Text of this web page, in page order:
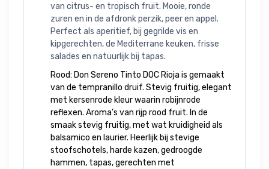
van citrus- en tropisch fruit. Mooie, ronde
zuren en in de afdronk perzik, peer en appel.
Perfect als aperitief, bij gegrilde vis en
kipgerechten, de Mediterrane keuken, frisse
salades en natuurlijk bij tapas.
Rood: Don Sereno Tinto DOC Rioja is gemaakt
van de tempranillo druif. Stevig fruitig, elegant
met kersenrode kleur waarin robijnrode
reflexen. Aroma’s van rijp rood fruit. In de
smaak stevig fruitig, met wat kruidigheid als
balsamico en laurier. Heerlijk bij stevige
stoofschotels, harde kazen, gedroogde
hammen, tapas, gerechten met